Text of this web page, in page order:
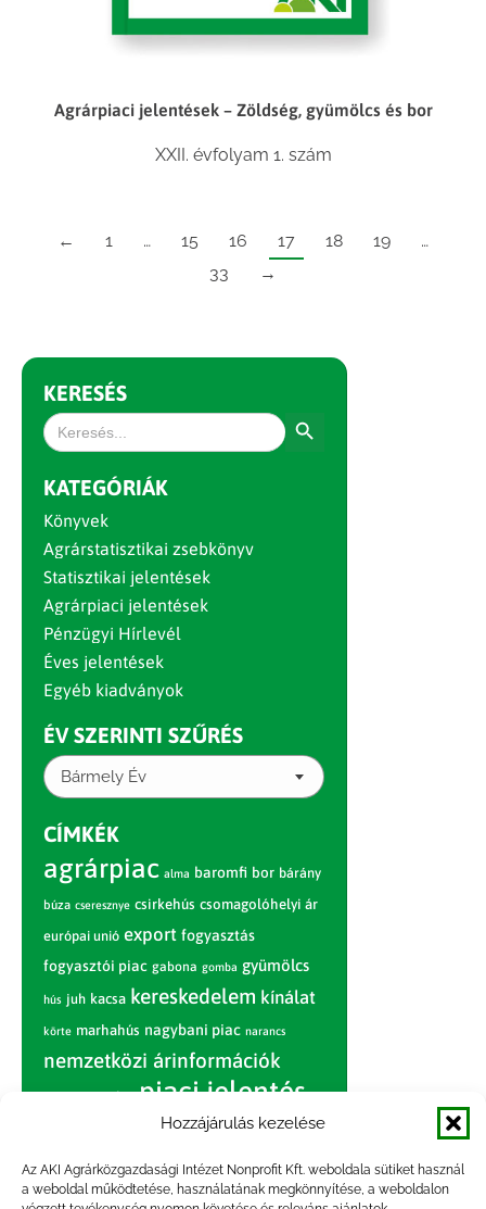
Hozzájárulás kezelése
Az AKI Agrárközgazdasági Intézet Nonprofit Kft. weboldala sütiket használ
a weboldal működtetése, használatának megkönnyítése, a weboldalon
Agrárpiaci jelentések – Zöldség, gyümölcs és bor
XXII. évfolyam 1. szám
← 1 … 15 16 17 18 19
…
33
→
KERESÉS
Search
for:
KATEGÓRIÁK
Könyvek
Agrárstatisztikai zsebkönyv
Statisztikai jelentések
Agrárpiaci jelentések
Pénzügyi Hírlevél
Éves jelentések
Egyéb kiadványok
ÉV SZERINTI SZŰRÉS
Bármely Év
CÍMKÉK
agrárpiac alma baromfi bor bárány
búza cseresznye csirkehús csomagolóhelyi ár
európai unió export fogyasztás
fogyasztói piac gabona gomba gyümölcs
hús juh kacsa kereskedelem kínálat
körte marhahús nagybani piac narancs
nemzetközi árinformációk
piac piaci jelentés
sertés sertéshús
szarvasmarha termelés termelői
ár tojás világpiac vágóbárány